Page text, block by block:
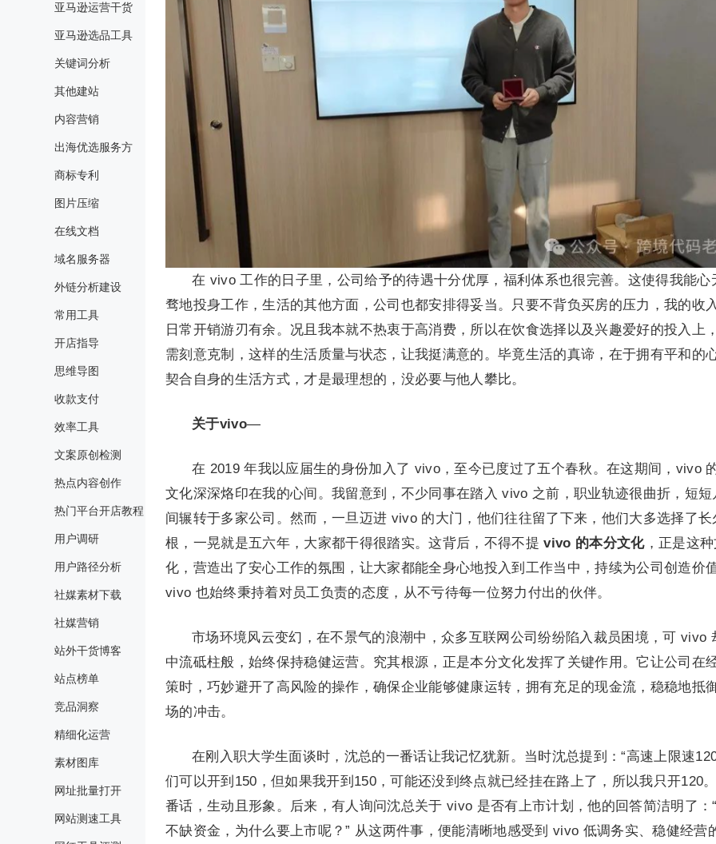
亚马逊运营干货
亚马逊选品工具
关键词分析
其他建站
内容营销
出海优选服务方
商标专利
图片压缩
在线文档
域名服务器
外链分析建设
常用工具
开店指导
思维导图
收款支付
效率工具
文案原创检测
热点内容创作
热门平台开店教程
用户调研
用户路径分析
社媒素材下载
社媒营销
站外干货博客
站点榜单
竞品洞察
精细化运营
素材图库
网址批量打开
网站测速工具
在 vivo 工作的日子里，公司给予的待遇十分优厚，福利体系也很完善。这使得我能心
骛地投身工作，生活的其他方面，公司也都安排得妥当。只要不背负买房的压力，我的收
日常开销游刃有余。况且我本就不热衷于高消费，所以在饮食选择以及兴趣爱好的投入上
需刻意克制，这样的生活质量与状态，让我挺满意的。毕竟生活的真谛，在于拥有平和的
契合自身的生活方式，才是最理想的，没必要与他人攀比。
关于vivo—
在 2019 年我以应届生的身份加入了 vivo，至今已度过了五个春秋。在这期间，vivo
文化深深烙印在我的心间。我留意到，不少同事在踏入 vivo 之前，职业轨迹很曲折，短短
间辗转于多家公司。然而，一旦迈进 vivo 的大门，他们往往留了下来，他们大多选择了长
根，一晃就是五六年，大家都干得很踏实。这背后，不得不提vivo 的本分文化，正是这
化，营造出了安心工作的氛围，让大家都能全身心地投入到工作当中，持续为公司创造价
vivo 也始终秉持着对员工负责的态度，从不亏待每一位努力付出的伙伴。
市场环境风云变幻，在不景气的浪潮中，众多互联网公司纷纷陷入裁员困境，可 vivo
中流砥柱般，始终保持稳健运营。究其根源，正是本分文化发挥了关键作用。它让公司在
策时，巧妙避开了高风险的操作，确保企业能够健康运转，拥有充足的现金流，稳稳地抵
场的冲击。
在刚入职大学生面谈时，沈总的一番话让我记忆犹新。当时沈总提到：“高速上限速
们可以开到150，但如果我开到150，可能还没到终点就已经挂在路上了，所以我只开120
番话，生动且形象。后来，有人询问沈总关于 vivo 是否有上市计划，他的回答简洁明了：
不缺资金，为什么要上市呢？” 从这两件事，便能清晰地感受到 vivo 低调务实、稳健经营